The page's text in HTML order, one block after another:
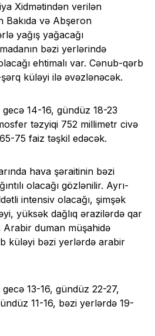
Xidmətindən verilən
Bakıda və Abşeron
yağış yağacağı
bəzi yerlərində
ehtimalı var. Cənub-qərb
küləyi ilə əvəzlənəcək.
14-16, gündüz 18-23
təzyiqi 752 millimetr civə
75 faiz təşkil edəcək.
hava şəraitinin bəzi
olacağı gözlənilir. Ayrı-
intensiv olacağı, şimşək
yüksək dağlıq ərazilərdə qar
Arabir duman müşahidə
küləyi bəzi yerlərdə arabir
13-16, gündüz 22-27,
11-16, bəzi yerlərdə 19-